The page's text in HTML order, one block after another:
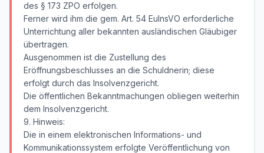
des § 173 ZPO erfolgen.
Ferner wird ihm die gem. Art. 54 EuInsVO erforderliche
Unterrichtung aller bekannten ausländischen Gläubiger
übertragen.
Ausgenommen ist die Zustellung des
Eröffnungsbeschlusses an die Schuldnerin; diese
erfolgt durch das Insolvenzgericht.
Die öffentlichen Bekanntmachungen obliegen weiterhin
dem Insolvenzgericht.
9. Hinweis:
Die in einem elektronischen Informations- und
Kommunikationssystem erfolgte Veröffentlichung von